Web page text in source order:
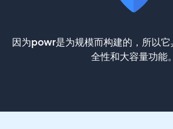
因为powr是为规模而构建的，所以
全性和大容量功能。